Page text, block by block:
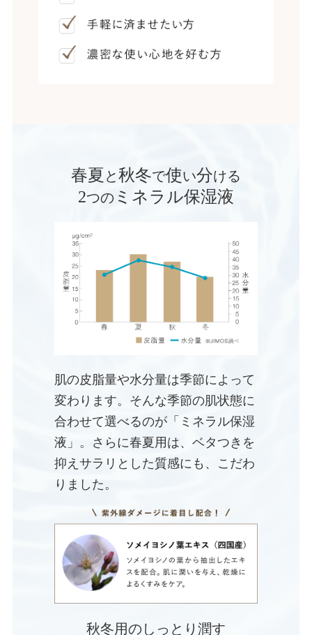
春夏 と秋冬で使い分ける
2つの ミネラル保湿液
肌の皮脂量や水分量は季節によって
変わります。そんな季節の肌状態に
合わせて選べるのが「ミネラル保湿
液」。さらに春夏用は、ベタつきを
抑えサラリとした質感にも、こだわ
りました。
秋冬用のしっとり潤す